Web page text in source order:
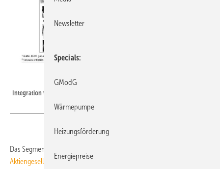
Integration von Bock Kältemaschinen und CFS.
Das Segment
Aktiengesellschafthat am 20. Dezember 2010 die
Newsletter
Specials
GModG
Wärmepumpe
Heizungsförderung
Energiepreise